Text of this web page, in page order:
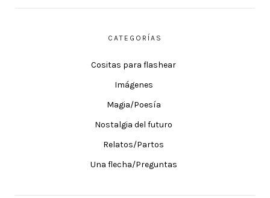
CATEGORÍAS
Cositas para flashear
Imágenes
Magia/Poesía
Nostalgia del futuro
Relatos/Partos
Una flecha/Preguntas